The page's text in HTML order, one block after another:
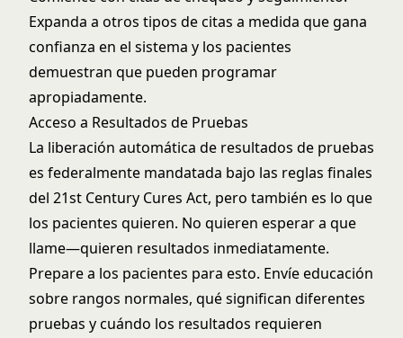
Expanda a otros tipos de citas a medida que gana
confianza en el sistema y los pacientes
demuestran que pueden programar
apropiadamente.
Acceso a Resultados de Pruebas
La liberación automática de resultados de pruebas
es federalmente mandatada bajo las reglas finales
del 21st Century Cures Act, pero también es lo que
los pacientes quieren. No quieren esperar a que
llame—quieren resultados inmediatamente.
Prepare a los pacientes para esto. Envíe educación
sobre rangos normales, qué significan diferentes
pruebas y cuándo los resultados requieren